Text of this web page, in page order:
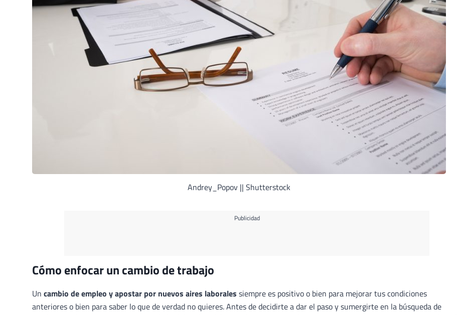
Andrey_Popov || Shutterstock
Publicidad
Cómo enfocar un cambio de trabajo
Un cambio de empleo y apostar por nuevos aires laborales siempre es positivo o bien para mejorar tus condiciones
anteriores o bien para saber lo que de verdad no quieres. Antes de decidirte a dar el paso y sumergirte en la búsqueda de